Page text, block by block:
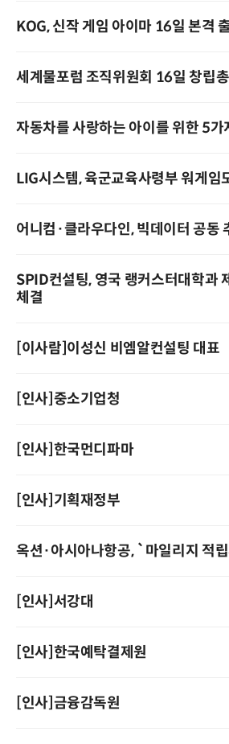
KOG, 신작 게임 아이마 16일 본격
세계물포럼 조직위원회 16일 창립총
자동차를 사랑하는 아이를 위한 5가
LIG시스템, 육군교육사령부 워게임
어니컴·클라우다인, 빅데이터 공동
SPID컨설팅, 영국 랭커스터대학과
체결
[이사람]이성신 비엠알컨설팅 대표
[인사]중소기업청
[인사]한국먼디파마
[인사]기획재정부
옥션·아시아나항공, `마일리지 적
[인사]서강대
[인사]한국예탁결제원
[인사]금융감독원